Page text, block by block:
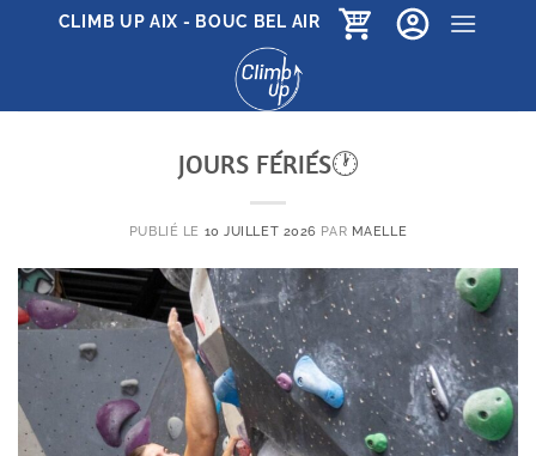
PasserCLIMB UP AIX - BOUC BEL AIR
JOURS FÉRIÉS🕐
PUBLIÉ LE 10 JUILLET 2026 PAR MAELLE